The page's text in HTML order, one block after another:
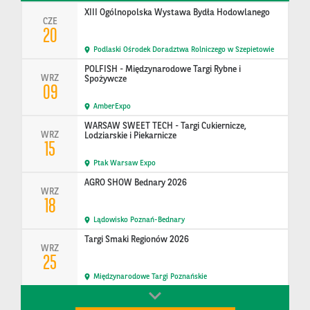
CZE
20
XIII Ogólnopolska Wystawa Bydła Hodowlanego
Podlaski Ośrodek Doradztwa Rolniczego w Szepietowie
WRZ
09
POLFISH - Międzynarodowe Targi Rybne i
Spożywcze
AmberExpo
WRZ
15
WARSAW SWEET TECH - Targi Cukiernicze,
Lodziarskie i Piekarnicze
Ptak Warsaw Expo
WRZ
18
AGRO SHOW Bednary 2026
Lądowisko Poznań-Bednary
WRZ
25
Targi Smaki Regionów 2026
Międzynarodowe Targi Poznańskie